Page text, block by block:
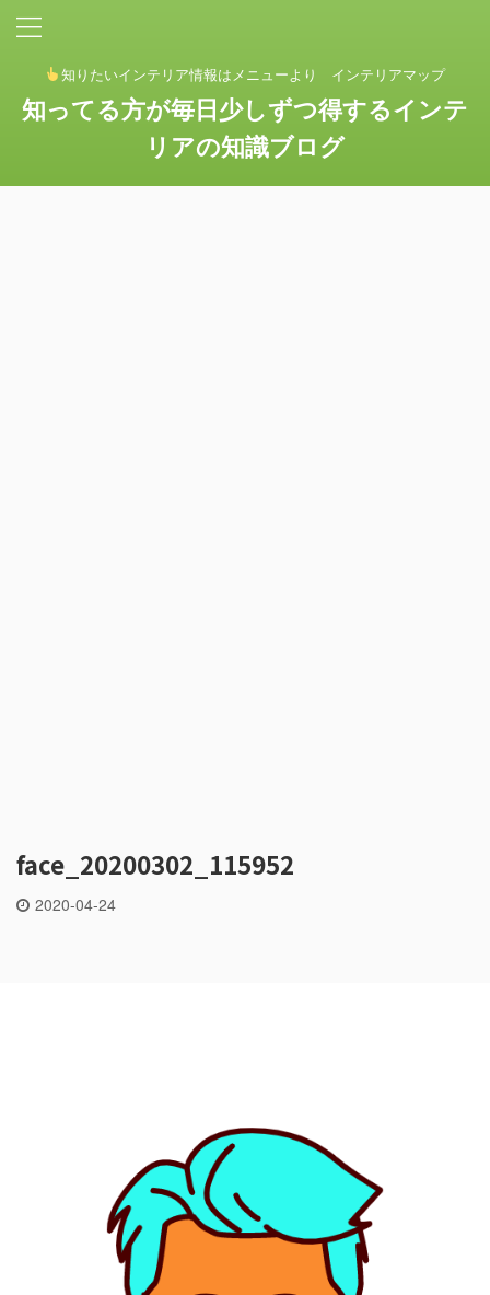
知りたいインテリア情報はメニューより インテリアマップ
知ってる方が毎日少しずつ得するインテ
リアの知識ブログ
face_20200302_115952
2020-04-24